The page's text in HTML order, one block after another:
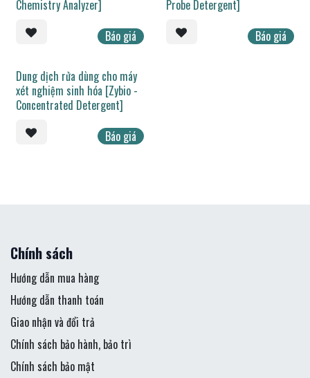
Chemistry Analyzer]
Báo giá
Probe Detergent]
Báo giá
Dung dịch rửa dùng cho máy
xét nghiệm sinh hóa [Zybio -
Concentrated Detergent]
Báo giá
Chính sách
Hướng dẫn mua hàng
Hướng dẫn thanh toán
Giao nhận và đổi trả
Chính sách bảo hành, bảo trì
Chính sách bảo mật